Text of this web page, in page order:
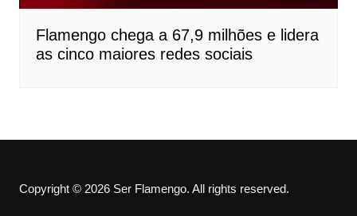
Flamengo chega a 67,9 milhões e lidera
as cinco maiores redes sociais
Copyright © 2026 Ser Flamengo. All rights reserved.